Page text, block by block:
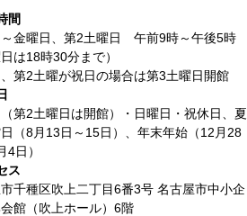
間
～金曜日、第2土曜日 午前9時～午後5時
日は18時30分まで）
第2土曜が祝日の場合は第3土曜日開館
第2土曜日は開館）・日曜日・祝休日、夏
（8月13日～15日）、年末年始（12月28
4日）
ス
千種区吹上二丁目6番3号 名古屋市中小企
館（吹上ホール）6階